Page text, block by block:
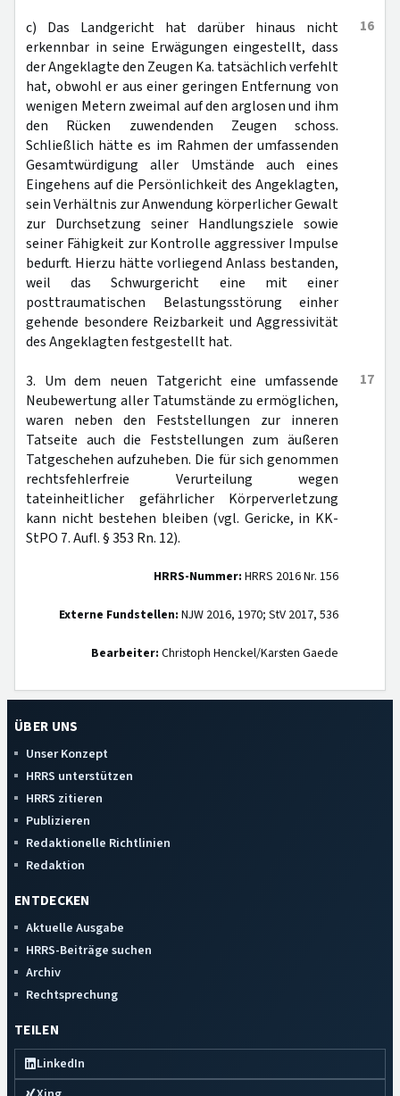
16
c) Das Landgericht hat darüber hinaus nicht
erkennbar in seine Erwägungen eingestellt, dass
der Angeklagte den Zeugen Ka. tatsächlich verfehlt
hat, obwohl er aus einer geringen Entfernung von
wenigen Metern zweimal auf den arglosen und ihm
den Rücken zuwendenden Zeugen schoss.
Schließlich hätte es im Rahmen der umfassenden
Gesamtwürdigung aller Umstände auch eines
Eingehens auf die Persönlichkeit des Angeklagten,
sein Verhältnis zur Anwendung körperlicher Gewalt
zur Durchsetzung seiner Handlungsziele sowie
seiner Fähigkeit zur Kontrolle aggressiver Impulse
bedurft. Hierzu hätte vorliegend Anlass bestanden,
weil das Schwurgericht eine mit einer
posttraumatischen Belastungsstörung einher
gehende besondere Reizbarkeit und Aggressivität
des Angeklagten festgestellt hat.
17
3. Um dem neuen Tatgericht eine umfassende
Neubewertung aller Tatumstände zu ermöglichen,
waren neben den Feststellungen zur inneren
Tatseite auch die Feststellungen zum äußeren
Tatgeschehen aufzuheben. Die für sich genommen
rechtsfehlerfreie Verurteilung wegen
tateinheitlicher gefährlicher Körperverletzung
kann nicht bestehen bleiben (vgl. Gericke, in KK-
StPO 7. Aufl. § 353 Rn. 12).
HRRS-Nummer: HRRS 2016 Nr. 156
Externe Fundstellen: NJW 2016, 1970; StV 2017, 536
Bearbeiter: Christoph Henckel/Karsten Gaede
ÜBER UNS
Unser Konzept
HRRS unterstützen
HRRS zitieren
Publizieren
Redaktionelle Richtlinien
Redaktion
ENTDECKEN
Aktuelle Ausgabe
HRRS-Beiträge suchen
Archiv
Rechtsprechung
TEILEN
LinkedIn